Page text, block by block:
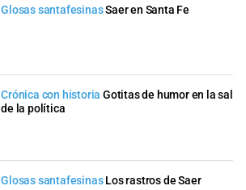
Glosas santafesinasSaer en Santa Fe
Crónica con historia Gotitas de humor en la sal
de la política
Glosas santafesinas Los rastros de Saer